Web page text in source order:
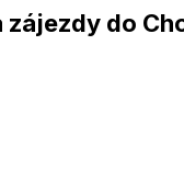
zájezdy do